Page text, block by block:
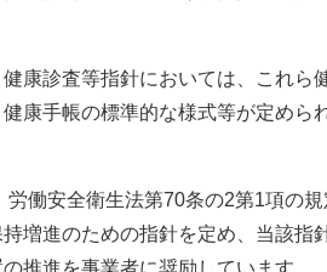
康診査等指針においては、これら
康手帳の標準的な様式等が定めら
働安全衛生法第70条の2第1項の規
増進のための指針を定め、当該指
推進を事業者に奨励しています。